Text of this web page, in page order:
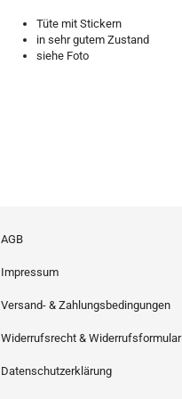
Tüte mit Stickern
in sehr gutem Zustand
siehe Foto
AGB
Impressum
Versand- & Zahlungsbedingungen
Widerrufsrecht & Widerrufsformular
Datenschutzerklärung